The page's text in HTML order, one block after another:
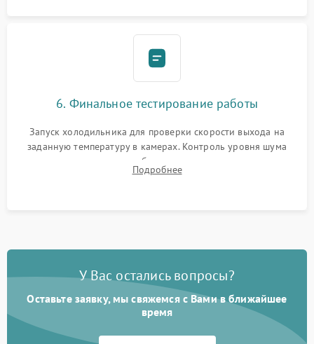
6. Финальное тестирование работы
Запуск холодильника для проверки скорости выхода на
заданную температуру в камерах. Контроль уровня шума
компрессора, отсутствия обмерзания стенок и корректного
срабатывания системы автоматической оттайки.
Подробнее
У Вас остались вопросы?
Оставьте заявку, мы свяжемся с Вами в ближайшее
время